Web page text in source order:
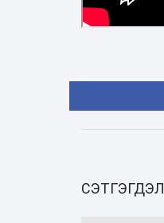
СЭТГЭГДЭЛ